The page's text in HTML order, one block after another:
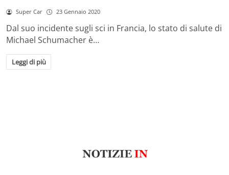
Super Car 23 Gennaio 2020
Dal suo incidente sugli sci in Francia, lo stato di salute di
Michael Schumacher è…
Leggi di più